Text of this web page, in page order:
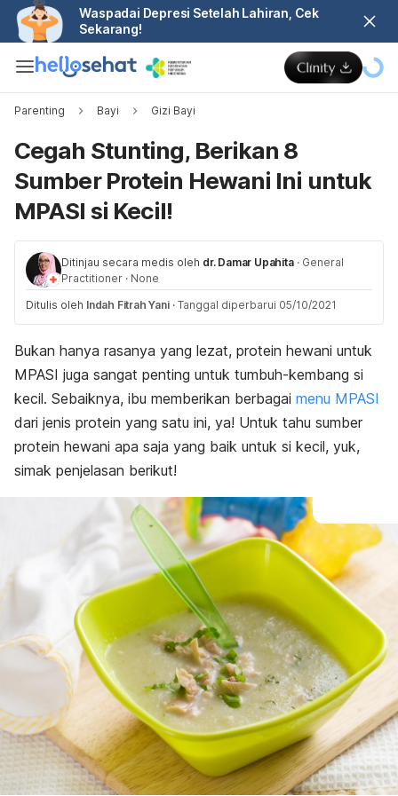
Waspadai Depresi Setelah Lahiran, Cek
Sekarang!
Parenting Bayi Gizi Bayi
Cegah Stunting, Berikan 8
Sumber Protein Hewani Ini untuk
MPASI si Kecil!
Ditinjau secara medis oleh dr. Damar Upahita · General
Practitioner · None
Ditulis oleh Indah Fitrah Yani · Tanggal diperbarui 05/10/2021
Bukan hanya rasanya yang lezat, protein hewani untuk
MPASI juga sangat penting untuk tumbuh-kembang si
kecil. Sebaiknya, ibu memberikan berbagai menu MPASI
dari jenis protein yang satu ini, ya! Untuk tahu sumber
protein hewani apa saja yang baik untuk si kecil, yuk,
simak penjelasan berikut!